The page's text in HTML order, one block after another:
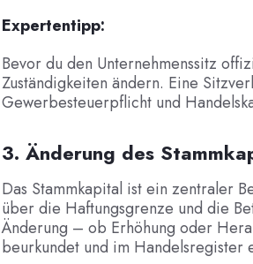
Expertentipp:
Bevor du den Unternehmenssitz
Zuständigkeiten ändern. Eine
Gewerbesteuerpflicht und
3. Änderung des
Das Stammkapital ist ein zentraler
über die Haftungsgrenze und die
Änderung – ob Erhöhung oder
beurkundet und im Handelsregister